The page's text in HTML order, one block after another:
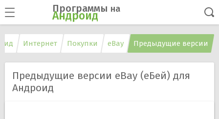
Программы на
Андроид
Интернет Покупки eBay Предыдущие версии
Предыдущие версии eBay (еБей) для
Андроид